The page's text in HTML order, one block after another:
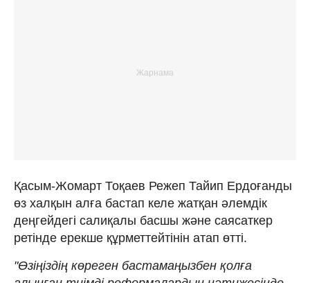
Қасым-Жомарт Тоқаев Режеп Тайип Ердоғанды
өз халқын алға бастап келе жатқан әлемдік
деңгейдегі салиқалы басшы және саясаткер
ретінде ерекше құрметтейтінін атап өтті.
"Өзіңіздің көреген бастамаңызбен қолға